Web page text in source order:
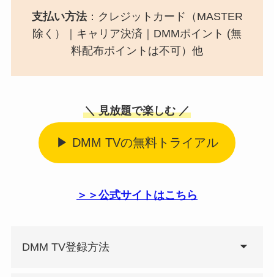
支払い方法：クレジットカード（MASTER
除く）｜キャリア決済｜DMMポイント (無
料配布ポイントは不可）他
＼ 見放題で楽しむ ／
▶ DMM TVの無料トライアル
＞＞公式サイトはこちら
DMM TV登録方法